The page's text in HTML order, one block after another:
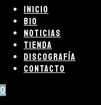
INICIO
BIO
NOTICIAS
TIENDA
DISCOGRAFÍA
CONTACTO
0